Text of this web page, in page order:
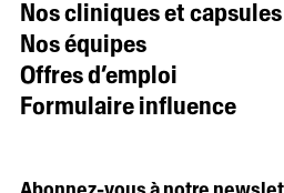
Nos cliniques et capsules
Nos équipes
Offres d’emploi
Formulaire influence